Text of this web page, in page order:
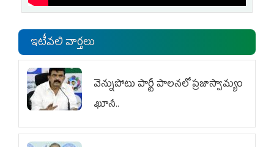
ఇటీవలి వార్తలు
వెన్నుపోటు పార్టీ పాలనలో ప్రజాస్వామ్యం
ఖూనీ..